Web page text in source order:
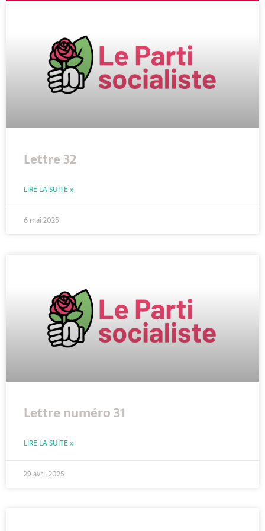
Lettre 32
LIRE LA SUITE »
6 mai 2025
Lettre numéro 31
LIRE LA SUITE »
29 avril 2025